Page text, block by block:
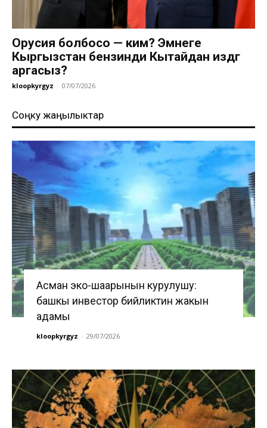
Орусия болбосо — ким? Эмнеге
Кыргызстан бензинди Кытайдан издөөгө
аргасыз?
kloopkyrgyz - 07/07/2026
Соңку жаңылыктар
Асман эко-шаарынын курулушу:
башкы инвестор бийликтин жакын
адамы
kloopkyrgyz - 29/07/2026